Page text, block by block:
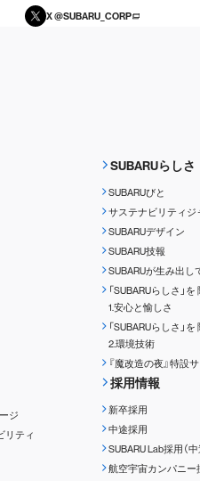
X @SUBARU_CORP
ジ
リティ
SUBARUらしさ
SUBARUびと
サステナビリティジ
SUBARUデザイン
SUBARU技報
SUBARUが生み出し
「SUBARUらしさ」を
1.安心と愉しさ
「SUBARUらしさ」を
2.環境技術
『魔改造の夜』特設
採用情報
新卒採用
中途採用
SUBARU Lab採用（中
航空宇宙カンパニー